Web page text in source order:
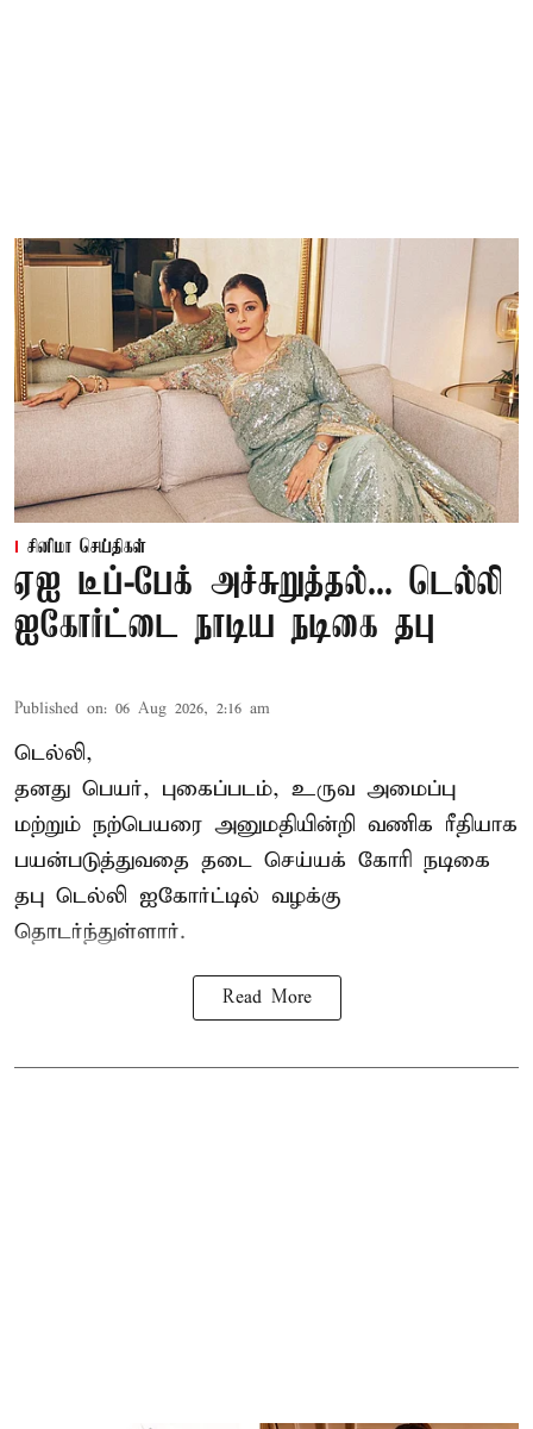
சினிமா செய்திகள்
ஏஐ டீப்-பேக் அச்சுறுத்தல்... டெல்லி
ஐகோர்ட்டை நாடிய நடிகை தபு
Published on: 06 Aug 2026, 2:16 am
டெல்லி,
தனது பெயர், புகைப்படம், உருவ அமைப்பு
மற்றும் நற்பெயரை அனுமதியின்றி வணிக ரீதியாக
பயன்படுத்துவதை தடை செய்யக் கோரி நடிகை
தபு டெல்லி ஐகோர்ட்டில் வழக்கு
தொடர்ந்துள்ளார்.
Read More